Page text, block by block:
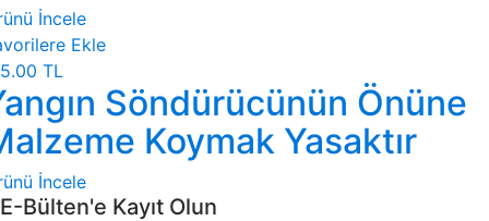
İncele
Ekle
TL
Söndürücünün Önüne
Koymak Yasaktır
İncele
E-Bülten'e Kayıt Olun